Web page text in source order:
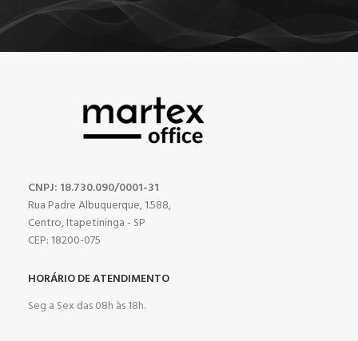
CNPJ: 18.730.090/0001-31
Rua Padre Albuquerque, 1.588,
Centro, Itapetininga - SP
CEP: 18200-075
HORÁRIO DE ATENDIMENTO
Seg a Sex das 08h às 18h.